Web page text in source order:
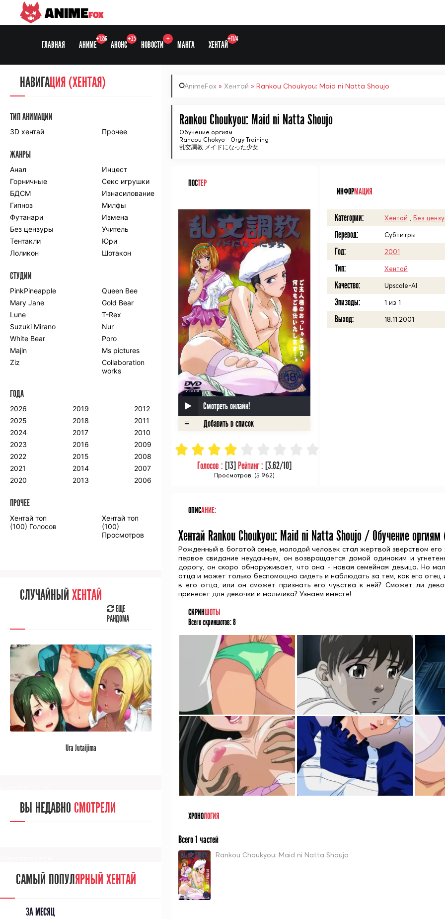
ANIMEFOX
ГЛАВНАЯ АНИМЕ
+1356
АНОНС
+25
НОВОСТИ
+
МАНГА ХЕНТАЙ
+1174
AnimeFox » Хентай » Rankou Choukyou: Maid ni Natta Shoujo
Rankou Choukyou: Maid ni Natta Shoujo
Обучение оргиям
Rancou Chokyo - Orgy Training
乱交調教 メイドになった少女
ПОСТЕР
Смотреть онлайн!
Голосов : [13] Рейтинг : [3.62/10]
Просмотров: (5 962)
ИНФОРМАЦИЯ
Категории: Хентай Без
Перевод: Субтитры
Год: 2001
Тип: Хентай
Качество: Upscale-AI
Эпизоды: 1 из 1
Выход: 18.11.2001
ОПИСАНИЕ:
Хентай Rankou Choukyou: Maid ni Natta Shoujo / Обучение оргиям
Рожденный в богатой семье, молодой человек стал жертвой зверством
первое свидание неудачным, он возвращается домой одиноким и
дорогу, он скоро обнаруживает, что она - новая семейная девица. Но
отца и может только беспомощно сидеть и наблюдать за тем, как его
в его отца, или он сможет признать его чувства к ней? Сможет ли
принесет для девочки и мальчика? Узнаем вместе!
СКРИНШОТЫ
Всего скриншотов:8
ХРОНОЛОГИЯ
Всего 1 частей
Rankou Choukyou: Maid ni Natta Shoujo
НАВИГАЦИЯ
СЕЗОНЫ
Anidub
Animedia
Kansai studio
Onibaku
Shiza project
ПО ЖАНРАМ
Комедия
Приключения
Романтика
Школа
Этти
Боевые
искусства
Гарем
Драма
Игры
Исторический
Магия
Фантастика
Фэнтези
Мистика
Попаданцы в
другой мир
Хентай
ПО ГОДУ
2023
2022
2021
2020
2019
2018
2017
2016
2013
2012
2011
2010
2009
2008
2005
2004
2003
2002
2001
2000
ПРОЧЕЕ
Аниме фильмы Аниме OVA
СЛУЧАЙНОЕ АНИМЕ
РАНДОМА
ВЫ НЕДАВНОСМОТРЕЛИ
[/senpainoticeme]
САМЫЙ ПОПУЛЯРНЫЙ АНИМЕ
НАВИГАЦИЯ (ХЕНТАЯ)
ТИП АНИМАЦИИ
3D хентай Прочее
ЖАНРЫ
Анал
Инцест
Горничные
Секс игрушки
БДСМ
Изнасилование
Гипноз
Милфы
Футанари
Измена
Без цензуры
Учитель
Тентакли
Юри
Лоликон
Шотакон
СТУДИИ
PinkPineapple
Queen Bee
Mary Jane
Gold Bear
Lune
T-Rex
Suzuki Mirano
Nur
White Bear
Poro
Majin
Ms pictures
Ziz
Collaboration
works
ГОДА
2026
2025
2024
2023
2022
2021
2020
2019
2018
2017
2016
2015
2014
2013
2012
2011
2010
2009
2008
2007
2006
ПРОЧЕЕ
Хентай топ
(100) Голосов
Хентай топ
(100)
Просмотров
СЛУЧАЙНЫЙ ХЕНТАЙ
ЕЩЕ
РАНДОМА
Ura Jutaijima
ВЫ НЕДАВНО СМОТРЕЛИ
САМЫЙ ПОПУЛЯРНЫЙ ХЕНТАЙ
ЗА МЕСЯЦ